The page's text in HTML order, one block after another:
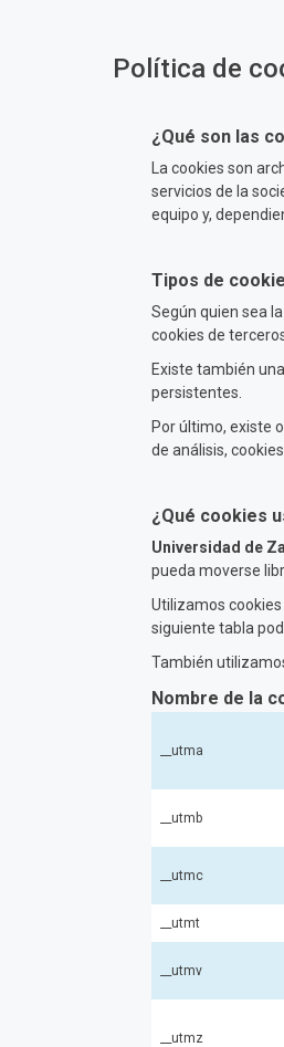
Política de
¿Qué son las
La cookies son
servicios de la
equipo y,
Tipos de
Según quien sea
cookies de
Existe también
persistentes.
Por último, existe
de análisis,
¿Qué cookies
Universidad de
pueda moverse
Utilizamos
siguiente tabla
También
Nombre de la
__utma
__utmb
__utmc
__utmt
__utmv
__utmz